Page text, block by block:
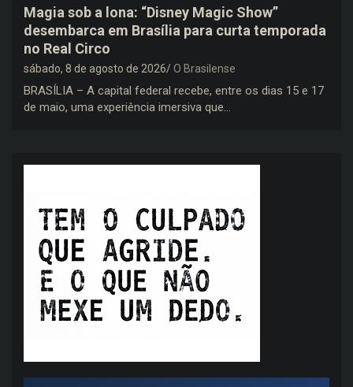
Magia sob a lona: “Disney Magic Show”
desembarca em Brasília para curta temporada
no Real Circo
sábado, 8 de agosto de 2026 O Brasilense
BRASÍLIA – A capital federal recebe, entre os dias 15 e 17
de maio, uma experiência imersiva que…